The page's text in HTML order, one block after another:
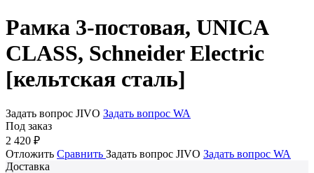
Рамка 3-постовая, UNICA
CLASS, Schneider Electric
[кельтская сталь]
Задать вопрос JIVO Задать вопрос WA
Под заказ
2 420 ₽
Отложить Сравнить Задать вопрос JIVO Задать вопрос WA
Доставка